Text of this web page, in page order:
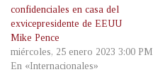
confidenciales en casa del
exvicepresidente de EEUU
Mike Pence
miércoles, 25 enero 2023 3:00 PM
En «Internacionales»